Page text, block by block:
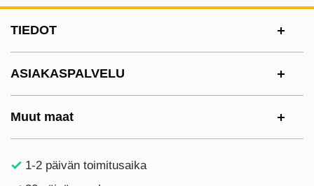
TIEDOT
ASIAKASPALVELU
Muut maat
1-2 päivän toimitusaika